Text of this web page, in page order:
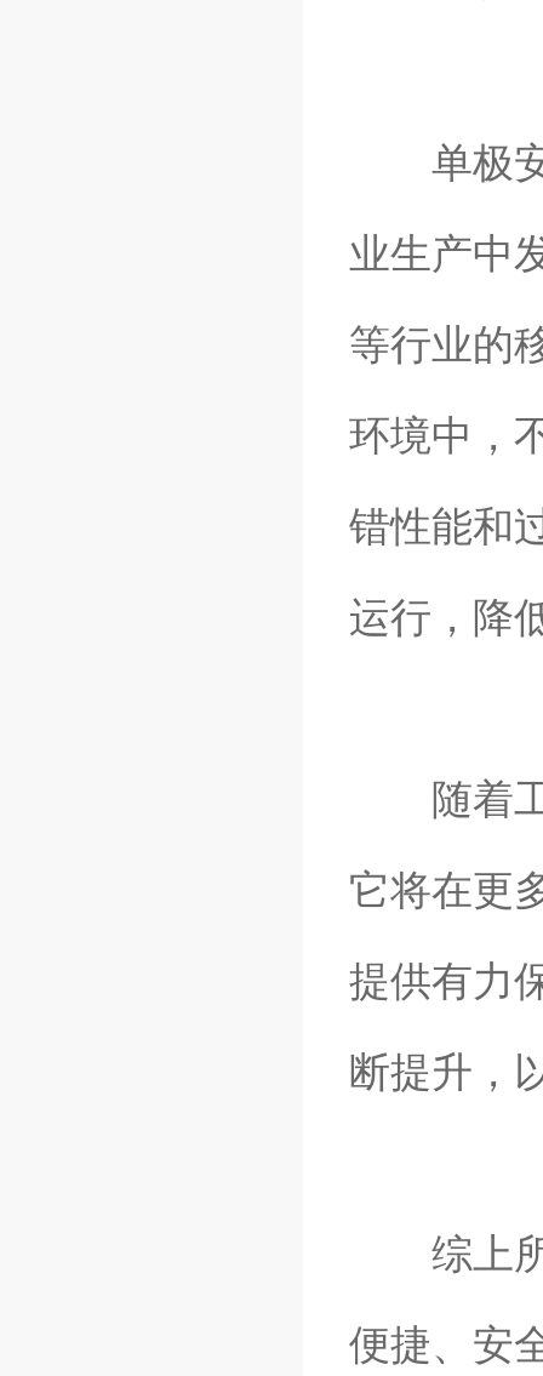
单极安
业生产中
等行业的
环境中，
错性能和
运行，降
随着工
它将在更
提供有力
断提升，
综上所
便捷、安